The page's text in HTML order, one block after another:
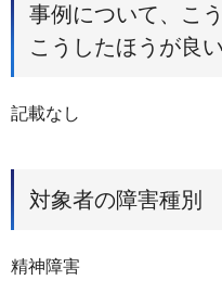
事例について、こ
こうしたほうが良
記載なし
対象者の障害種別
精神障害